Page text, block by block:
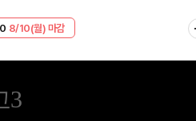
8/10(월) 마감